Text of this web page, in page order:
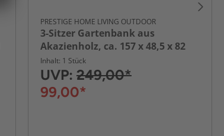
PRESTIGE HOME LIVING OUTDOOR
3-Sitzer Gartenbank aus
Akazienholz, ca. 157 x 48,5 x 82
cm - Rose
Inhalt: 1 Stück
UVP: 249,00*
99,00*